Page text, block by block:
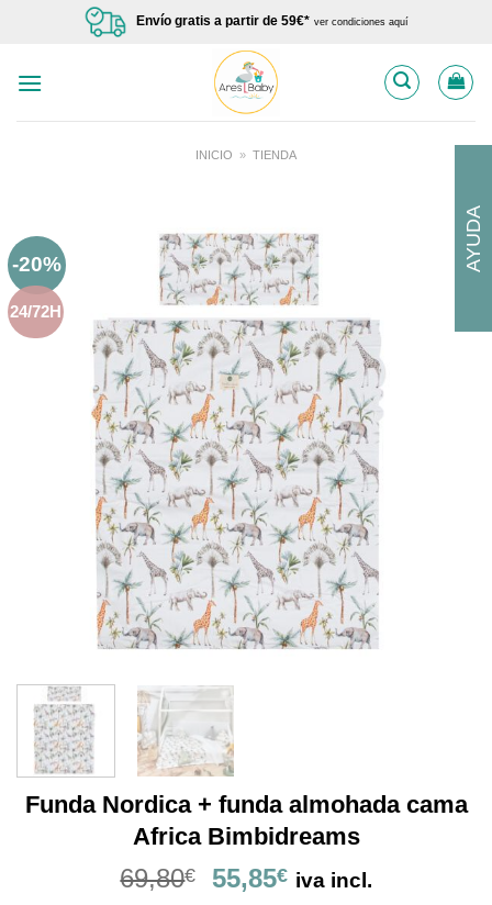
Envío gratis a partir de 59€* ver condiciones aquí
INICIO » TIENDA
-20%
24/72H
Funda Nordica + funda almohada cama
Africa Bimbidreams
69,80€
El
55,85€El
iva incl.
AYUDA